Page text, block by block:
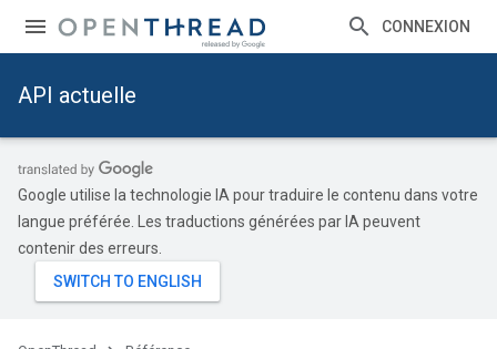
CONNEXION
API actuelle
Google utilise la technologie IA pour traduire le contenu dans votre
langue préférée. Les traductions générées par IA peuvent
contenir des erreurs.